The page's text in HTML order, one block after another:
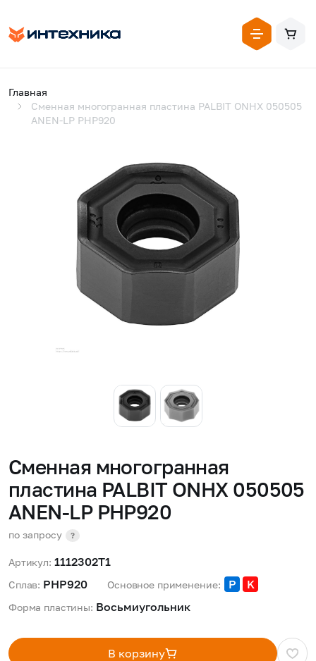
Главная
Сменная многогранная пластина PALBIT ONHX 050505
ANEN-LP PHP920
Сменная многогранная
пластина PALBIT ONHX 050505
ANEN-LP PHP920
по запросу ?
Артикул: 1112302T1
Сплав: PHP920 Основное применение: P K
Форма пластины: Восьмиугольник
В корзину